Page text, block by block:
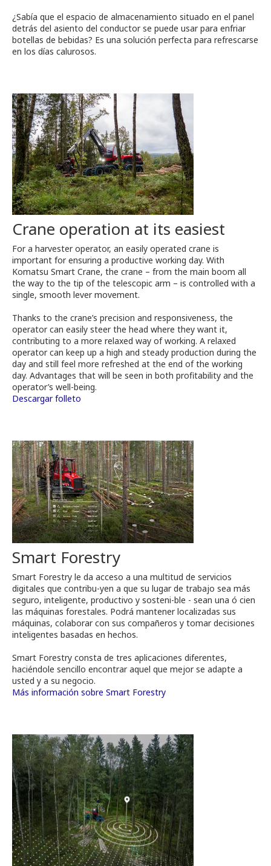
¿Sabía que el espacio de almacenamiento situado en el panel
detrás del asiento del conductor se puede usar para enfriar
botellas de bebidas? Es una solución perfecta para refrescarse
en los días calurosos.
Crane operation at its easiest
For a harvester operator, an easily operated crane is
important for ensuring a productive working day. With
Komatsu Smart Crane, the crane – from the main boom all
the way to the tip of the telescopic arm – is controlled with a
single, smooth lever movement.
Thanks to the crane’s precision and responsiveness, the
operator can easily steer the head where they want it,
contributing to a more relaxed way of working. A relaxed
operator can keep up a high and steady production during the
day and still feel more refreshed at the end of the working
day. Advantages that will be seen in both profitability and the
operator’s well-being.
Descargar folleto
Smart Forestry
Smart Forestry le da acceso a una multitud de servicios
digitales que contribu-yen a que su lugar de trabajo sea más
seguro, inteligente, productivo y sosteni-ble - sean una ó cien
las máquinas forestales. Podrá mantener localizadas sus
máquinas, colaborar con sus compañeros y tomar decisiones
inteligentes basadas en hechos.
Smart Forestry consta de tres aplicaciones diferentes,
haciéndole sencillo encontrar aquel que mejor se adapte a
usted y a su negocio.
Más información sobre Smart Forestry